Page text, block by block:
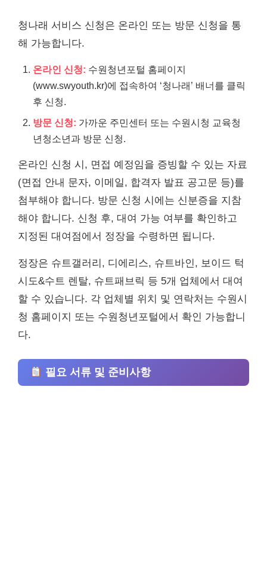
청나래 서비스 신청은 온라인 또는 방문 신청을 통
해 가능합니다.
온라인 신청: 수원청년포털 홈페이지
(www.swyouth.kr)에 접속하여 ‘청나래’ 배너를 클릭
후 신청.
방문 신청: 가까운 주민센터 또는 수원시청 교육청
년청소년과 방문 신청.
온라인 신청 시, 면접 예정임을 증빙할 수 있는 자료
(면접 안내 문자, 이메일, 합격자 발표 공고문 등)를
첨부해야 합니다. 방문 신청 시에는 신분증을 지참
해야 합니다. 신청 후, 대여 가능 여부를 확인하고
지정된 대여점에서 정장을 수령하면 됩니다.
정장은 슈트갤러리, 디에리스, 슈트바인, 보이드 턱
시도&수트 렌탈, 슈트패브릭 등 5개 업체에서 대여
할 수 있습니다. 각 업체별 위치 및 연락처는 수원시
청 홈페이지 또는 수원청년포털에서 확인 가능합니
다.
필요 서류 및 준비사항